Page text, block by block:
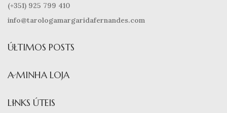
(+351) 925 799 410
info@tarologamargaridafernandes.com
ÚLTIMOS POSTS
A MINHA LOJA
LINKS ÚTEIS